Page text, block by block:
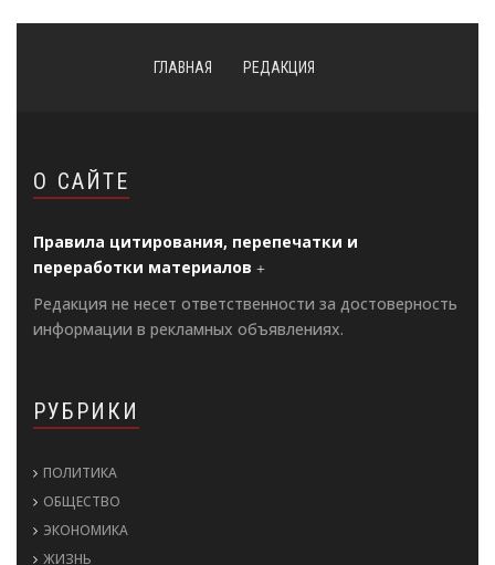
ГЛАВНАЯ РЕДАКЦИЯ
О САЙТЕ
Правила цитирования, перепечатки и
переработки материалов
Редакция не несет ответственности за достоверность
информации в рекламных объявлениях.
РУБРИКИ
ПОЛИТИКА
ОБЩЕСТВО
ЭКОНОМИКА
ЖИЗНЬ